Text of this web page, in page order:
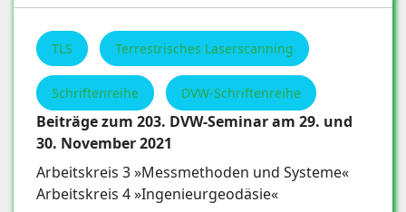
TLS Terrestrisches Laserscanning
Schriftenreihe DVW-Schriftenreihe
Beiträge zum 203. DVW-Seminar am 29. und
30. November 2021
Arbeitskreis 3 »Messmethoden und Systeme«
Arbeitskreis 4 »Ingenieurgeodäsie«